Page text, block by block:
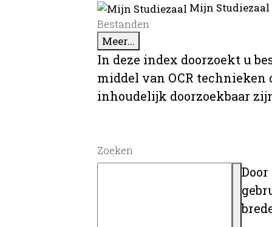
Mijn
Bestanden
Meer...
In deze index doorzoekt u
middel van OCR
inhoudelijk doorzoekbaar
Zoeken